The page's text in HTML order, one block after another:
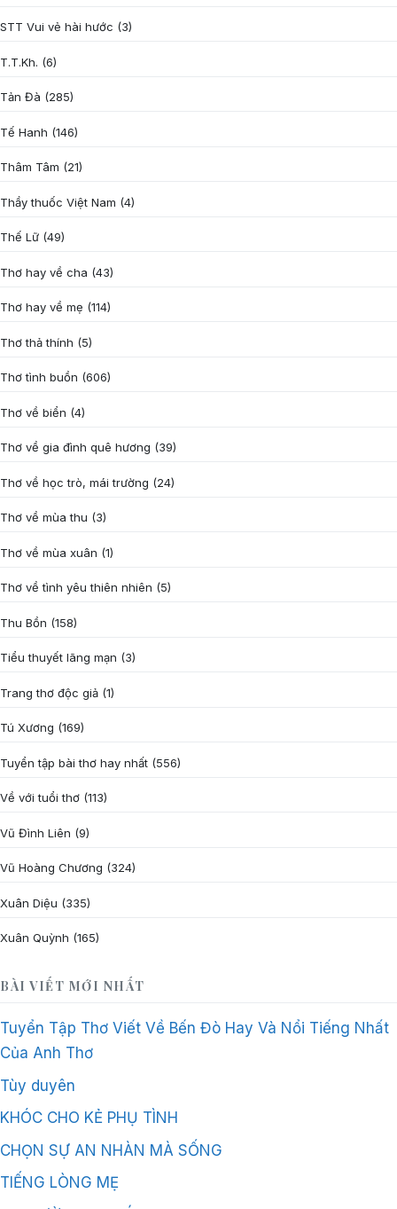
STT Vui vẻ hài hước (3)
T.T.Kh. (6)
Tản Đà (285)
Tế Hanh (146)
Thâm Tâm (21)
Thầy thuốc Việt Nam (4)
Thế Lữ (49)
Thơ hay về cha (43)
Thơ hay về mẹ (114)
Thơ thả thính (5)
Thơ tình buồn (606)
Thơ về biển (4)
Thơ về gia đình quê hương (39)
Thơ về học trò, mái trường (24)
Thơ về mùa thu (3)
Thơ về mùa xuân (1)
Thơ về tình yêu thiên nhiên (5)
Thu Bồn (158)
Tiểu thuyết lãng mạn (3)
Trang thơ độc giả (1)
Tú Xương (169)
Tuyển tập bài thơ hay nhất (556)
Về với tuổi thơ (113)
Vũ Đình Liên (9)
Vũ Hoàng Chương (324)
Xuân Diệu (335)
Xuân Quỳnh (165)
BÀI VIẾT MỚI NHẤT
Tuyển Tập Thơ Viết Về Bến Đò Hay Và Nổi Tiếng Nhất
Của Anh Thơ
Tùy duyên
KHÓC CHO KẺ PHỤ TÌNH
CHỌN SỰ AN NHÀN MÀ SỐNG
TIẾNG LÒNG MẸ